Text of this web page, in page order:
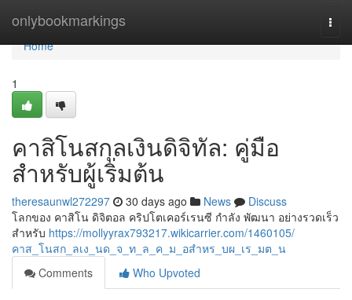
onlybookmarkings
Home
Home
1
คาสิโนสกุลเงินดิจิทัล: คู่มือ
สำหรับผู้เริ่มต้น
theresaunwl272297 30 days ago News
Discuss
โลกของ คาสิโน ดิจิตอล คริปโตเคอร์เรนซี กำลัง พัฒนา อย่างรวดเร็ว
สำหรับ https://mollyyrax793217.wikicarrier.com/1460105/
คาส_โนสก_ลเง_นด_จ_ท_ล_ค_ม_อสำหร_บผ_เร_มต_น
Comments
Who Upvoted